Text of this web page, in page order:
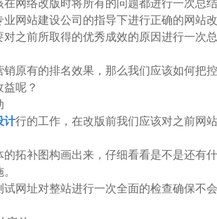
络改版时将所有的问题都进行一次总
网站建设公司的指导下进行正确的网站
前所取得的优秀成效的原因进行一次总
销原有的排名效果，那么我们应该如何把
呢？
计行的工作，在改版前我们应该对之前网
补图构画出来，仔细看看是不是还有
址对整站进行一次全面的检查确保不